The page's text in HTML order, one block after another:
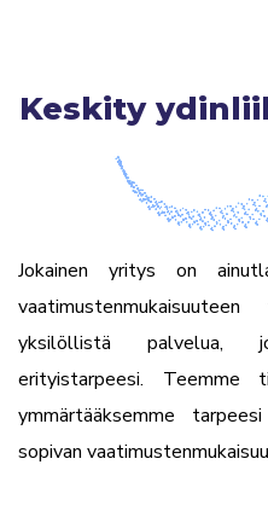
Keskity
Jokainen yritys on
yksilöllistä palvelua,
erityistarpeesi. Teemme
ymmärtääksemme
sopivan